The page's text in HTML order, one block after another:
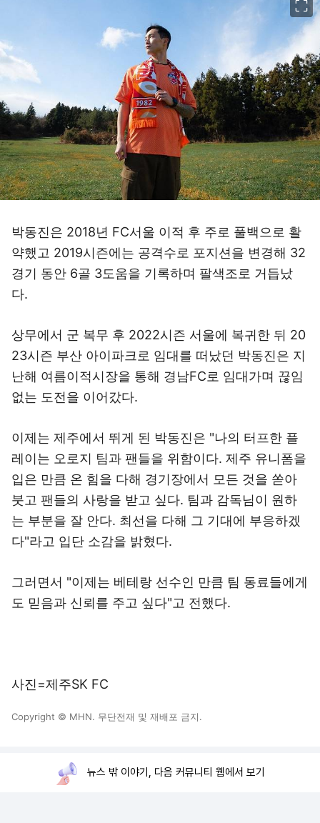
박동진은 2018년 FC서울 이적 후 주로 풀백으로 활
약했고 2019시즌에는 공격수로 포지션을 변경해 32
경기 동안 6골 3도움을 기록하며 팔색조로 거듭났
다.
상무에서 군 복무 후 2022시즌 서울에 복귀한 뒤 20
23시즌 부산 아이파크로 임대를 떠났던 박동진은 지
난해 여름이적시장을 통해 경남FC로 임대가며 끊임
없는 도전을 이어갔다.
이제는 제주에서 뛰게 된 박동진은 "나의 터프한 플
레이는 오로지 팀과 팬들을 위함이다. 제주 유니폼을
입은 만큼 온 힘을 다해 경기장에서 모든 것을 쏟아
붓고 팬들의 사랑을 받고 싶다. 팀과 감독님이 원하
는 부분을 잘 안다. 최선을 다해 그 기대에 부응하겠
다"라고 입단 소감을 밝혔다.
그러면서 "이제는 베테랑 선수인 만큼 팀 동료들에게
도 믿음과 신뢰를 주고 싶다"고 전했다.
사진=제주SK FC
Copyright © MHN. 무단전재 및 재배포 금지.
뉴스 밖 이야기, 다음 커뮤니티 웹에서 보기